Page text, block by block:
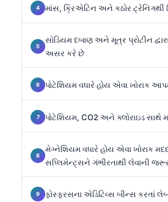
માંસ, ક્રિએટિન અને કઠોર ટ્રેનિંગથી
સોડિયમ દબાણ અને મૂત્ર પ્રોટીન
અસર કરે છે
પોટેશિયમ વધારે હોય એવા ખોરાક
પોટેશિયમ, CO2 અને ક્લોરાઇડ સાથે
મેગ્નેશિયમ વધારે હોય એવા ખોરાક
સપ્લિમેન્ટ્સને ગંભીરતાથી લેવાની
ફોસ્ફરસના એડિટિવ્સ બીન્સ કરતાં